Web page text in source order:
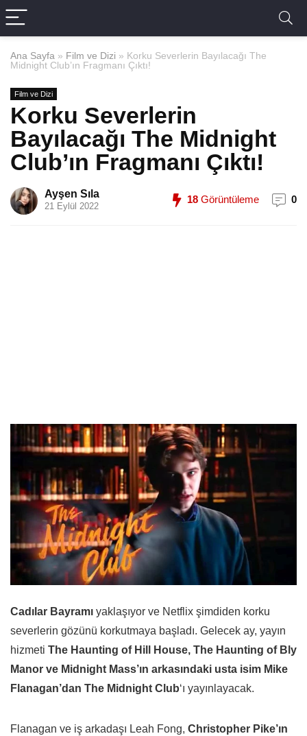
Ana Sayfa » Film ve Dizi » Korku Severlerin Bayılacağı The
Midnight Club’ın Fragmanı Çıktı!
Film ve Dizi
Korku Severlerin
Bayılacağı The Midnight
Club’ın Fragmanı Çıktı!
Ayşen Sıla
21 Eylül 2022
18 Görüntüleme 0
Cadılar Bayramı yaklaşıyor ve Netflix şimdiden korku
severlerin gözünü korkutmaya başladı. Gelecek ay, yayın
hizmeti The Haunting of Hill House, The Haunting of Bly
Manor ve Midnight Mass’ın arkasındaki usta isim Mike
Flanagan’dan The Midnight Club‘ı yayınlayacak.
Flanagan ve iş arkadaşı Leah Fong, Christopher Pike’ın